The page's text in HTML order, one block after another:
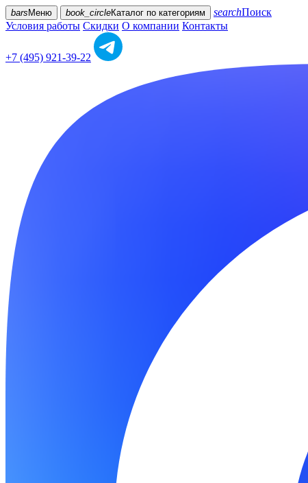
bars Меню book_circleКаталог по категориям searchПоиск
Условия работы Скидки О компании Контакты
+7 (495) 921-39-22